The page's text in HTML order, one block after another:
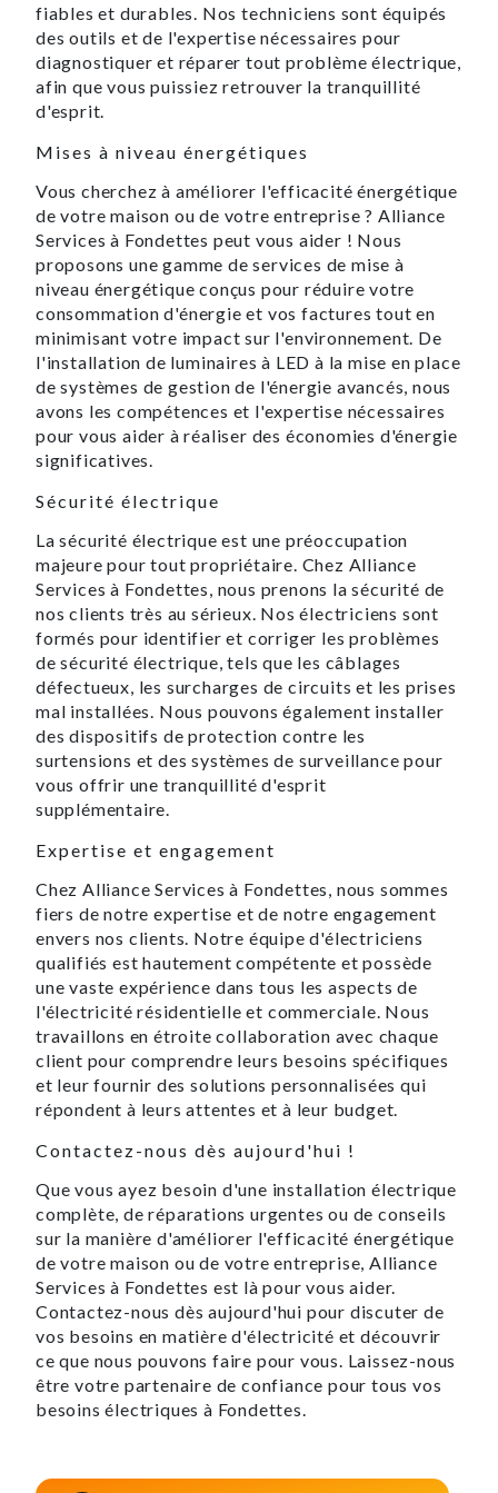
fiables et durables. Nos techniciens sont équipés
des outils et de l'expertise nécessaires pour
diagnostiquer et réparer tout problème électrique,
afin que vous puissiez retrouver la tranquillité
d'esprit.
Mises à niveau énergétiques
Vous cherchez à améliorer l'efficacité énergétique
de votre maison ou de votre entreprise ? Alliance
Services à Fondettes peut vous aider ! Nous
proposons une gamme de services de mise à
niveau énergétique conçus pour réduire votre
consommation d'énergie et vos factures tout en
minimisant votre impact sur l'environnement. De
l'installation de luminaires à LED à la mise en place
de systèmes de gestion de l'énergie avancés, nous
avons les compétences et l'expertise nécessaires
pour vous aider à réaliser des économies d'énergie
significatives.
Sécurité électrique
La sécurité électrique est une préoccupation
majeure pour tout propriétaire. Chez Alliance
Services à Fondettes, nous prenons la sécurité de
nos clients très au sérieux. Nos électriciens sont
formés pour identifier et corriger les problèmes
de sécurité électrique, tels que les câblages
défectueux, les surcharges de circuits et les prises
mal installées. Nous pouvons également installer
des dispositifs de protection contre les
surtensions et des systèmes de surveillance pour
vous offrir une tranquillité d'esprit
supplémentaire.
Expertise et engagement
Chez Alliance Services à Fondettes, nous sommes
fiers de notre expertise et de notre engagement
envers nos clients. Notre équipe d'électriciens
qualifiés est hautement compétente et possède
une vaste expérience dans tous les aspects de
l'électricité résidentielle et commerciale. Nous
travaillons en étroite collaboration avec chaque
client pour comprendre leurs besoins spécifiques
et leur fournir des solutions personnalisées qui
répondent à leurs attentes et à leur budget.
Contactez-nous dès aujourd'hui !
Que vous ayez besoin d'une installation électrique
complète, de réparations urgentes ou de conseils
sur la manière d'améliorer l'efficacité énergétique
de votre maison ou de votre entreprise, Alliance
Services à Fondettes est là pour vous aider.
Contactez-nous dès aujourd'hui pour discuter de
vos besoins en matière d'électricité et découvrir
ce que nous pouvons faire pour vous. Laissez-nous
être votre partenaire de confiance pour tous vos
besoins électriques à Fondettes.